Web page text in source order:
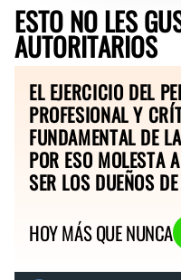
ESTO NO LES
AUTORITARIOS
EL EJERCICIO DEL
PROFESIONAL Y
FUNDAMENTAL DE
POR ESO MOLESTA
SER LOS DUEÑOS
HOY MÁS QUE NUNCA